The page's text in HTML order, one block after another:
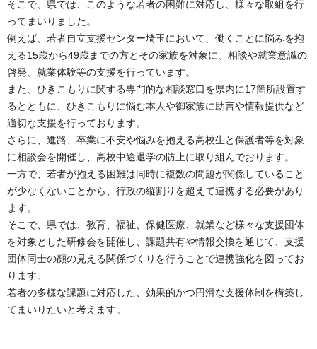
そこで、県では、このような若者の困難に対応し、様々な取組を行
ってまいりました。
例えば、若者自立支援センター埼玉において、働くことに悩みを抱
える15歳から49歳までの方とその家族を対象に、相談や就業意識の
啓発、就業体験等の支援を行っています。
また、ひきこもりに関する専門的な相談窓口を県内に17箇所設置す
るとともに、ひきこもりに悩む本人や御家族に助言や情報提供など
適切な支援を行っております。
さらに、進路、卒業に不安や悩みを抱える高校生と保護者等を対象
に相談会を開催し、高校中途退学の防止に取り組んでおります。
一方で、若者が抱える困難は同時に複数の問題が関係していること
が少なくないことから、行政の縦割りを超えて連携する必要があり
ます。
そこで、県では、教育、福祉、保健医療、就業など様々な支援団体
を対象とした研修会を開催し、課題共有や情報交換を通じて、支援
団体同士の顔の見える関係づくりを行うことで連携強化を図ってお
ります。
若者の多様な課題に対応した、効果的かつ円滑な支援体制を構築し
てまいりたいと考えます。